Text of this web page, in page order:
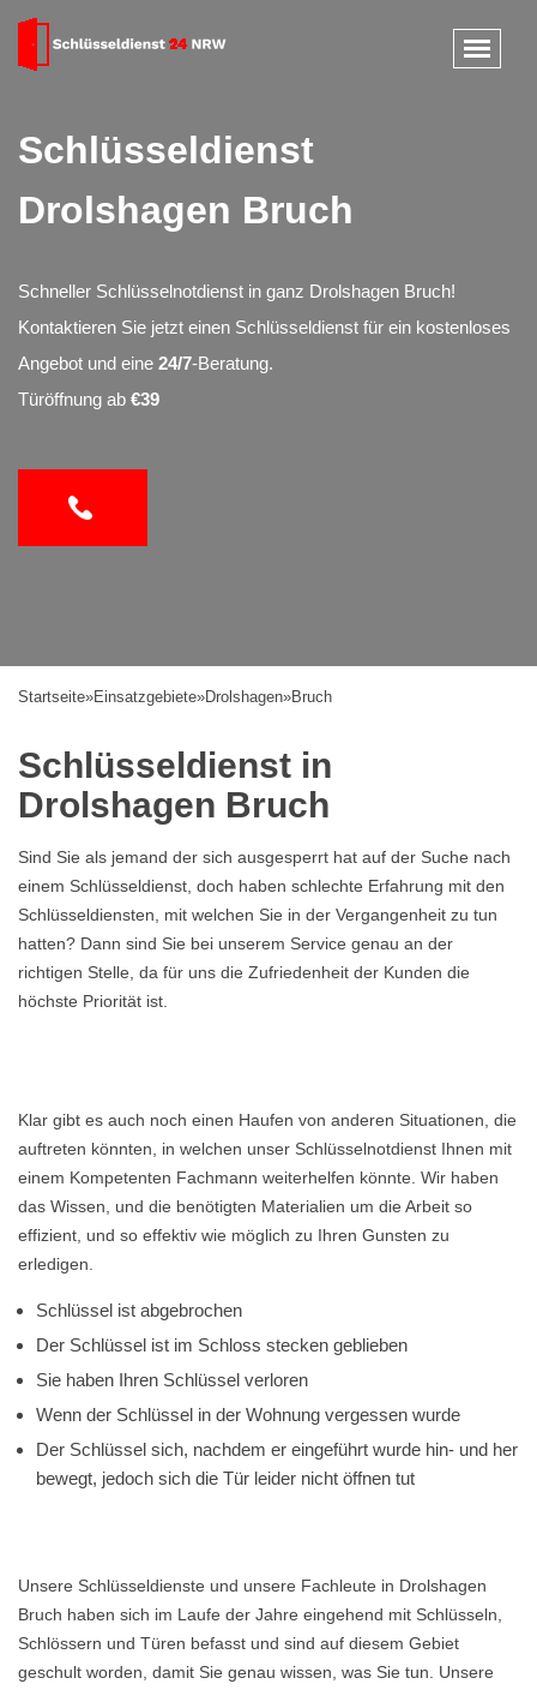
Schlüsseldienst
Drolshagen Bruch
Schneller Schlüsselnotdienst in ganz Drolshagen Bruch!
Kontaktieren Sie jetzt einen Schlüsseldienst für ein kostenloses
Angebot und eine 24/7-Beratung.
Türöffnung ab €39
Startseite»Einsatzgebiete»Drolshagen»Bruch
Schlüsseldienst in
Drolshagen Bruch
Sind Sie als jemand der sich ausgesperrt hat auf der Suche nach
einem Schlüsseldienst, doch haben schlechte Erfahrung mit den
Schlüsseldiensten, mit welchen Sie in der Vergangenheit zu tun
hatten? Dann sind Sie bei unserem Service genau an der
richtigen Stelle, da für uns die Zufriedenheit der Kunden die
höchste Priorität ist.
Klar gibt es auch noch einen Haufen von anderen Situationen, die
auftreten könnten, in welchen unser Schlüsselnotdienst Ihnen mit
einem Kompetenten Fachmann weiterhelfen könnte. Wir haben
das Wissen, und die benötigten Materialien um die Arbeit so
effizient, und so effektiv wie möglich zu Ihren Gunsten zu
erledigen.
Schlüssel ist abgebrochen
Der Schlüssel ist im Schloss stecken geblieben
Sie haben Ihren Schlüssel verloren
Wenn der Schlüssel in der Wohnung vergessen wurde
Der Schlüssel sich, nachdem er eingeführt wurde hin- und her
bewegt, jedoch sich die Tür leider nicht öffnen tut
Unsere Schlüsseldienste und unsere Fachleute in Drolshagen
Bruch haben sich im Laufe der Jahre eingehend mit Schlüsseln,
Schlössern und Türen befasst und sind auf diesem Gebiet
geschult worden, damit Sie genau wissen, was Sie tun. Unsere